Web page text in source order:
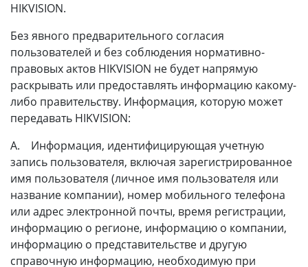
HIKVISION.
Без явного предварительного согласия
пользователей и без соблюдения нормативно-
правовых актов HIKVISION не будет напрямую
раскрывать или предоставлять информацию какому-
либо правительству. Информация, которую может
передавать HIKVISION:
A. Информация, идентифицирующая учетную
запись пользователя, включая зарегистрированное
имя пользователя (личное имя пользователя или
название компании), номер мобильного телефона
или адрес электронной почты, время регистрации,
информацию о регионе, информацию о компании,
информацию о представительстве и другую
справочную информацию, необходимую при